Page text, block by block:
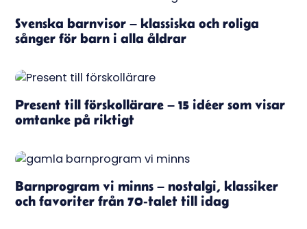
Svenska barnvisor – klassiska och roliga
sånger för barn i alla åldrar
Present till förskollärare – 15 idéer som visar
omtanke på riktigt
Barnprogram vi minns – nostalgi, klassiker
och favoriter från 70-talet till idag